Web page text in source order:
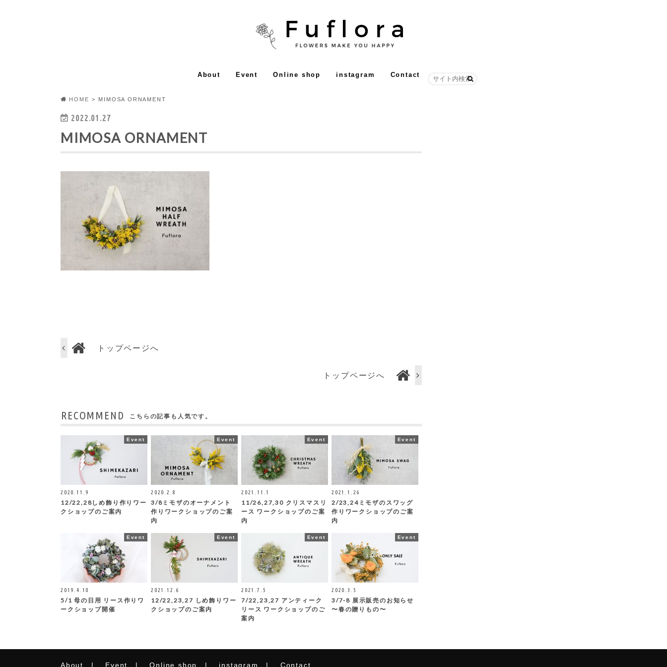
About Event Online shop instagram Contact
HOME MIMOSA ORNAMENT
2022.01.27
MIMOSA ORNAMENT
トップページへ
トップページへ
RECOMMEND こちらの記事も人気です。
Event
2020.11.9
12/22,28しめ飾り作りワー
クショップのご案内
Event
2020.2.8
3/8ミモザのオーナメント
作りワークショップのご案
内
Event
2021.11.1
11/26,27,30 クリスマスリ
ース ワークショップのご案
内
Event
2021.1.26
2/23,24ミモザのスワッグ
作りワークショップのご案
内
Event
2019.4.10
5/1 母の日用 リース作りワ
ークショップ開催
Event
2021.12.6
12/22,23,27 しめ飾りワー
クショップのご案内
Event
2021.7.5
7/22,23,27 アンティーク
リース ワークショップのご
案内
Event
2020.3.5
3/7-8 展示販売のお知らせ
〜春の贈りもの〜
About Event Online shop instagram Contact